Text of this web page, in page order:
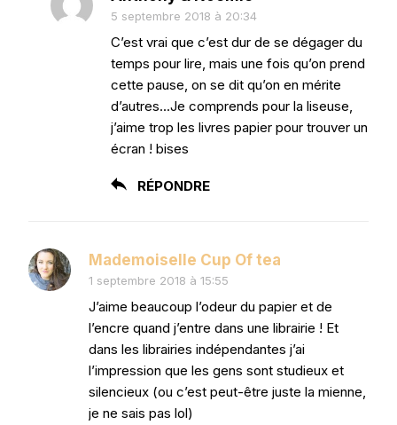
5 septembre 2018 à 20:34
C’est vrai que c’est dur de se dégager du
temps pour lire, mais une fois qu’on prend
cette pause, on se dit qu’on en mérite
d’autres…Je comprends pour la liseuse,
j’aime trop les livres papier pour trouver un
écran ! bises
RÉPONDRE
Mademoiselle Cup Of tea
1 septembre 2018 à 15:55
J’aime beaucoup l’odeur du papier et de
l’encre quand j’entre dans une librairie ! Et
dans les librairies indépendantes j’ai
l’impression que les gens sont studieux et
silencieux (ou c’est peut-être juste la mienne,
je ne sais pas lol)